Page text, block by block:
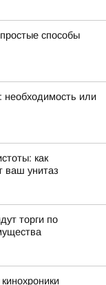
способы
необходимость или
как
ваш унитаз
торги по